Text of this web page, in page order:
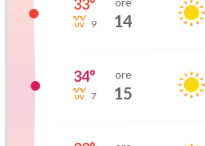
33°
9 14
34°
7
ore
15